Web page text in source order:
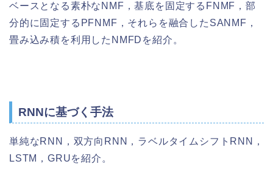
ベースとなる素朴なNMF，基底を固定するFNMF，部
分的に固定するPFNMF，それらを融合したSANMF，
畳み込み積を利用したNMFDを紹介。
RNNに基づく手法
単純なRNN，双方向RNN，ラベルタイムシフトRNN，
LSTM，GRUを紹介。